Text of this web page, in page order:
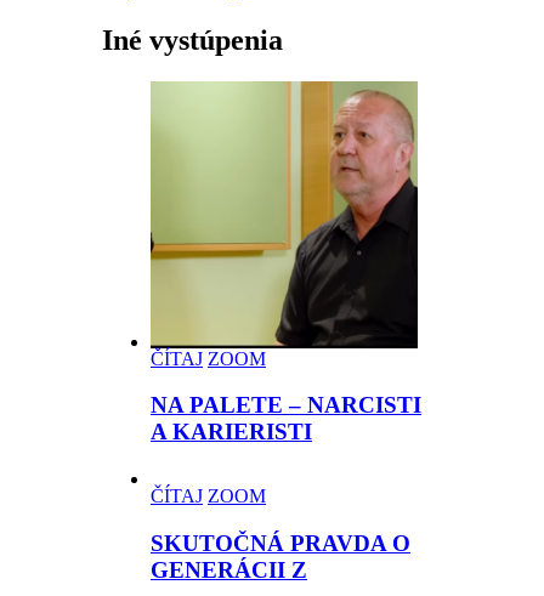
Iné vystúpenia
ČÍTAJ ZOOM
NA PALETE – NARCISTI
A KARIERISTI
ČÍTAJ ZOOM
SKUTOČNÁ PRAVDA O
GENERÁCII Z